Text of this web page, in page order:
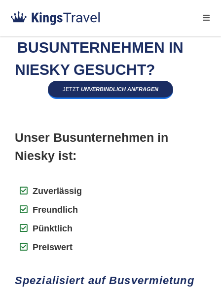
BUSUNTERNEHMEN IN
NIESKY GESUCHT?
JETZT UNVERBINDLICH ANFRAGEN
Unser Busunternehmen in
Niesky ist:
Zuverlässig
Freundlich
Pünktlich
Preiswert
Spezialisiert auf Busvermietung